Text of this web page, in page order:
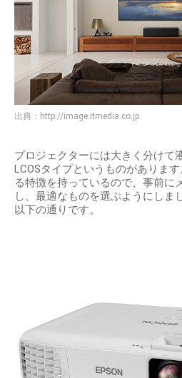
出典： http://image.itmedia.co.jp
プロジェクターには大きく分けて
LCOSタイプというものがありま
る特徴を持っているので、事前に
し、最適なものを選ぶようにしま
以下の通りです。